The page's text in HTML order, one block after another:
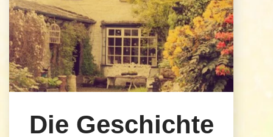
Die Geschichte